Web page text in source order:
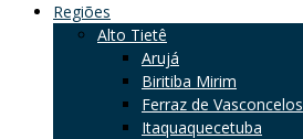
Regiões
Alto Tietê
Arujá
Biritiba Mirim
Ferraz de Vasconcelos
Itaquaquecetuba